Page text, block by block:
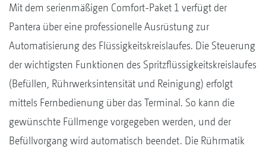
Mit dem serienmäßigen Comfort-Paket 1 verfügt der
Pantera über eine professionelle Ausrüstung zur
Automatisierung des Flüssigkeitskreislaufes. Die Steuerung
der wichtigsten Funktionen des Spritzflüssigkeitskreislaufes
(Befüllen, Rührwerksintensität und Reinigung) erfolgt
mittels Fernbedienung über das Terminal. So kann die
gewünschte Füllmenge vorgegeben werden, und der
Befüllvorgang wird automatisch beendet. Die Rührmatik